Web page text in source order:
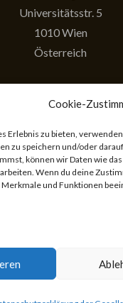
Cookie-
Erlebnis zu bieten,
zu speichern und/oder
können wir Daten wie
Wenn du deine
und Funktionen
Universitätsstr. 5
1010 Wien
Österreich
Schreiben